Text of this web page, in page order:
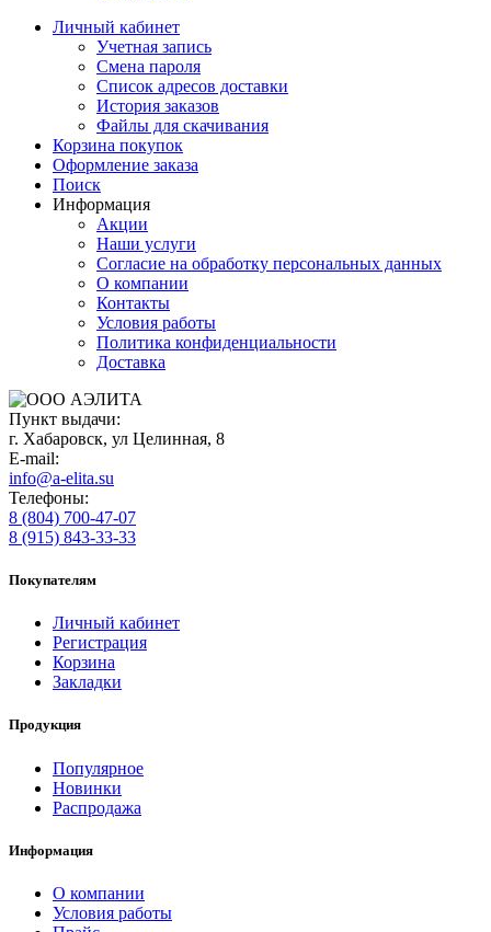
Личный кабинет
Учетная запись
Смена пароля
Список адресов доставки
История заказов
Файлы для скачивания
Корзина покупок
Оформление заказа
Поиск
Информация
Акции
Наши услуги
Согласие на обработку персональных данных
О компании
Контакты
Условия работы
Политика конфиденциальности
Доставка
Пункт выдачи:
г. Хабаровск, ул Целинная, 8
E-mail:
info@a-elita.su
Телефоны:
8 (804) 700-47-07
8 (915) 843-33-33
Покупателям
Личный кабинет
Регистрация
Корзина
Закладки
Продукция
Популярное
Новинки
Распродажа
Информация
О компании
Условия работы